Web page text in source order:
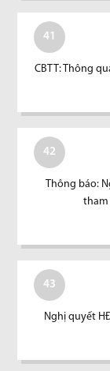
41
CBTT: Thông
42
Thông báo:
tham
43
Nghị quyết